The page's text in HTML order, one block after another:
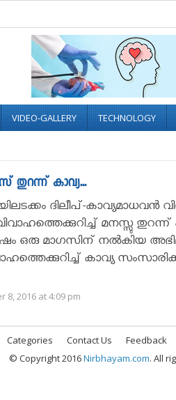
VIDEO-GALLERY TECHNOLOGY
തുറന്ന് കാവ്യ...
ദിലീപ്-കാവ്യമാധവന്‍
മനസ്സു
ഒരു മാഗസിന് നല്‍കിയ
കാവ്യ
8, 2016 at 4:09 pm
Categories Contact Us Feedback
© Copyright 2016Nirbhayam.com. All